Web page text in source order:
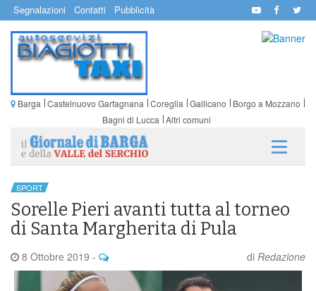
Segnalazioni Contatti Pubblicità
Barga Castelnuovo Garfagnana Coreglia Gallicano
Borgo a Mozzano
Bagni di Lucca Altri comuni
SPORT
Sorelle Pieri avanti tutta al torneo
di Santa Margherita di Pula
8 Ottobre 2019 - di Redazione